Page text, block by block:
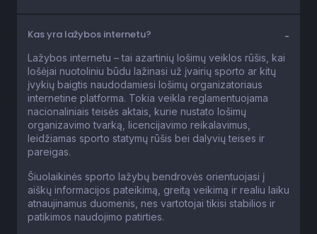
Kas yra lažybos internetu?
Lažybos internetu – tai azartinių lošimų veiklos rūšis, kai
lošėjai nuotoliniu būdu lažinasi už įvairių sporto ar kitų
įvykių baigtis naudodamiesi lošimų organizatoriaus
internetine platforma. Tokia veikla reglamentuojama
nacionaliniais teisės aktais, kurie nustato lošimų
organizavimo tvarką, licencijavimo reikalavimus,
leidžiamas sporto statymų rūšis bei dalyvių teises ir
pareigas.
Šiuolaikinės sporto lažybų bendrovės orientuojasi į
aiškų informacijos pateikimą, greitą veikimą ir realiu laiku
atnaujinamus duomenis, nes vartotojai tikisi stabilios ir
patikimos naudojimo patirties.